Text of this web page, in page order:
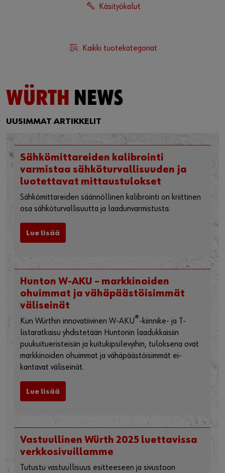
Käsityökalut
Kaikki tuotekategoriat
WÜRTH NEWS
UUSIMMAT ARTIKKELIT
Sähkömittareiden kalibrointi
varmistaa sähköturvallisuuden ja
luotettavat mittaustulokset
Sähkömittareiden säännöllinen kalibrointi on kriittinen
osa sähköturvallisuutta ja laadunvarmistusta.
Lue lisää
Hunton W-AKU – markkinoiden
ohuimmat ja vähäpäästöisimmät
väliseinät
Kun Würthin innovatiivinen W-AKU®-kiinnike- ja T-
listaratkaisu yhdistetään Huntonin laadukkaisiin
puukuitueristeisiin ja kuitukipsilevyihin, tuloksena ovat
markkinoiden ohuimmat ja vähäpäästöisimmät ei-
kantavat väliseinät.
Lue lisää
Vastuullinen Würth 2025 luettavissa
verkkosivuillamme
Tutustu vastuullisuus esitteeseen ja sivustoon